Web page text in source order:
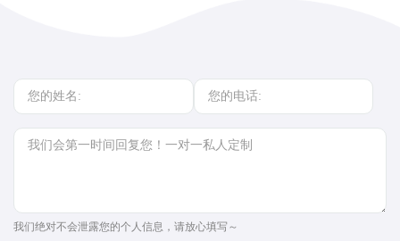
我们绝对不会泄露您的个人信息，请放心填写～